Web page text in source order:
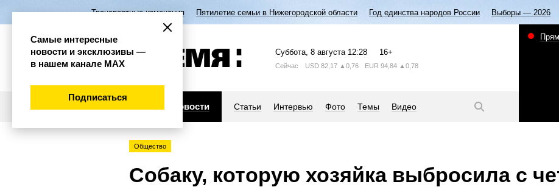
Транспортные изменения Пятилетие семьи в Нижегородской области Год единства народов России Выборы — 2026
Суббота, 8 августа 12:28 16+
Сейчас USD 82,17 ▲0,76 EUR 94,84 ▲0,78
Новости Статьи Интервью Фото Темы Видео
Общество
Собаку, которую хозяйка выбросила с
Самые интересные
новости и эксклюзивы —
в нашем канале МАХ
Подписаться